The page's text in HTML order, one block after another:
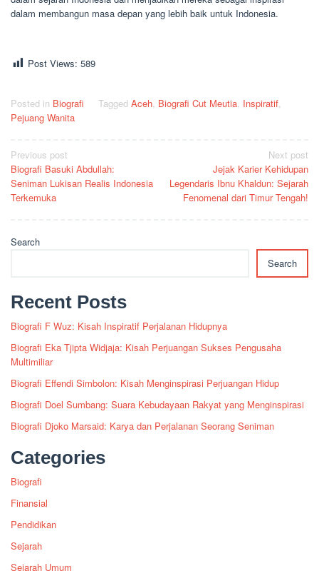
dalam membangun masa depan yang lebih baik untuk Indonesia.
Post Views: 589
Posted in Biografi Tagged Aceh, Biografi Cut Meutia, Inspiratif,
Pejuang Wanita
Post
navigation
Previous post
Biografi Basuki Abdullah:
Seniman Lukisan Realis Indonesia
Terkemuka
Next post
Jejak Karier Kehidupan
Legendaris Ibnu Khaldun: Sejarah
Fenomenal dari Timur Tengah!
Search
Search
Recent Posts
Biografi F Wuz: Kisah Inspiratif Perjalanan Hidupnya
Biografi Eka Tjipta Widjaja: Kisah Perjuangan Sukses Pengusaha
Multimiliar
Biografi Effendi Simbolon: Kisah Menginspirasi Perjuangan Hidup
Biografi Doel Sumbang: Suara Kebudayaan Rakyat yang Menginspirasi
Biografi Djoko Marsaid: Karya dan Perjalanan Seorang Seniman
Categories
Biografi
Finansial
Pendidikan
Sejarah
Sejarah Umum